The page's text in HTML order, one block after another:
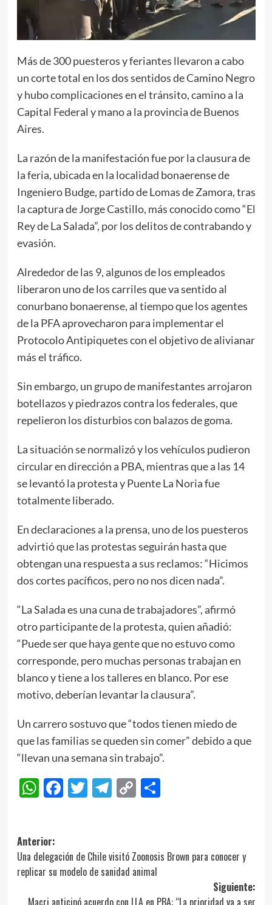
Más de 300 puesteros y feriantes llevaron a cabo
un corte total en los dos sentidos de Camino Negro
y hubo complicaciones en el tránsito, camino a la
Capital Federal y mano a la provincia de Buenos
Aires.
La razón de la manifestación fue por la clausura de
la feria, ubicada en la localidad bonaerense de
Ingeniero Budge, partido de Lomas de Zamora, tras
la captura de Jorge Castillo, más conocido como “El
Rey de La Salada”, por los delitos de contrabando y
evasión.
Alrededor de las 9, algunos de los empleados
liberaron uno de los carriles que va sentido al
conurbano bonaerense, al tiempo que los agentes
de la PFA aprovecharon para implementar el
Protocolo Antipiquetes con el objetivo de alivianar
más el tráfico.
Sin embargo, un grupo de manifestantes arrojaron
botellazos y piedrazos contra los federales, que
repelieron los disturbios con balazos de goma.
La situación se normalizó y los vehículos pudieron
circular en dirección a PBA, mientras que a las 14
se levantó la protesta y Puente La Noria fue
totalmente liberado.
En declaraciones a la prensa, uno de los puesteros
advirtió que las protestas seguirán hasta que
obtengan una respuesta a sus reclamos: “Hicimos
dos cortes pacíficos, pero no nos dicen nada”.
“La Salada es una cuna de trabajadores”, afirmó
otro participante de la protesta, quien añadió:
“Puede ser que haya gente que no estuvo como
corresponde, pero muchas personas trabajan en
blanco y tiene a los talleres en blanco. Por ese
motivo, deberían levantar la clausura”.
Un carrero sostuvo que “todos tienen miedo de
que las familias se queden sin comer” debido a que
“llevan una semana sin trabajo”.
WhatsApp
Facebook
Twitter
Telegram
CopyCompartir
Navegación
de
entradas
Anterior:
Una delegación de Chile visitó Zoonosis Brown para conocer y
replicar su modelo de sanidad animal
Siguiente: